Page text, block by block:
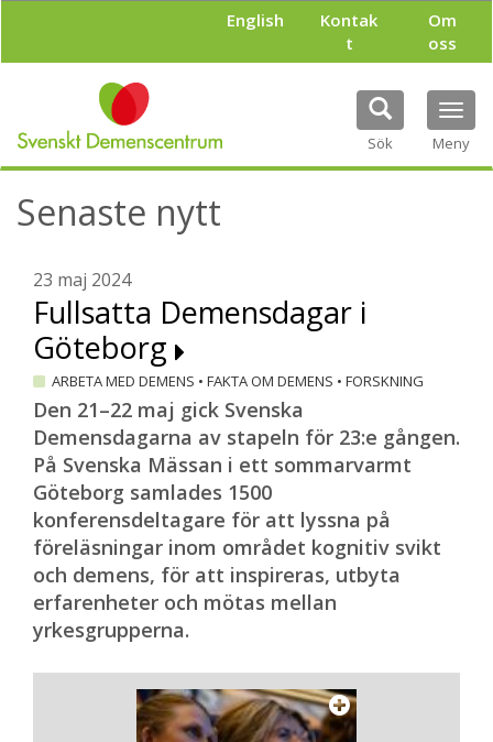
l
English
Kontak
t
Om
oss
Sök Meny
Senaste nytt
23 maj 2024
Fullsatta Demensdagar i
Göteborg
ARBETA MED DEMENS • FAKTA OM DEMENS • FORSKNING
Den 21–22 maj gick Svenska
Demensdagarna av stapeln för 23:e gången.
På Svenska Mässan i ett sommarvarmt
Göteborg samlades 1500
konferensdeltagare för att lyssna på
föreläsningar inom området kognitiv svikt
och demens, för att inspireras, utbyta
erfarenheter och mötas mellan
yrkesgrupperna.